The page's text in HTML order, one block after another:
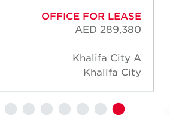
OFFICE FOR LEASE
AED 289,380
Khalifa City A
Khalifa City